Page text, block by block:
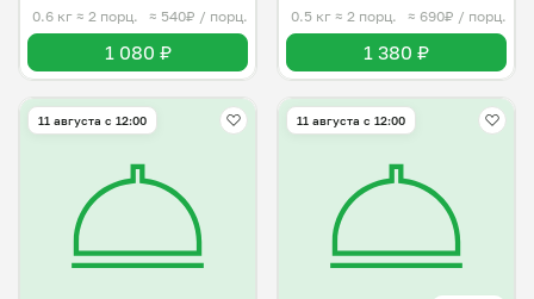
0.6 кг ≈ 2 порц. ≈ 540₽ / порц.
1 080 ₽
0.5 кг ≈ 2 порц. ≈ 690₽ / порц.
1 380 ₽
11 августа с 12:00 11 августа с 12:00